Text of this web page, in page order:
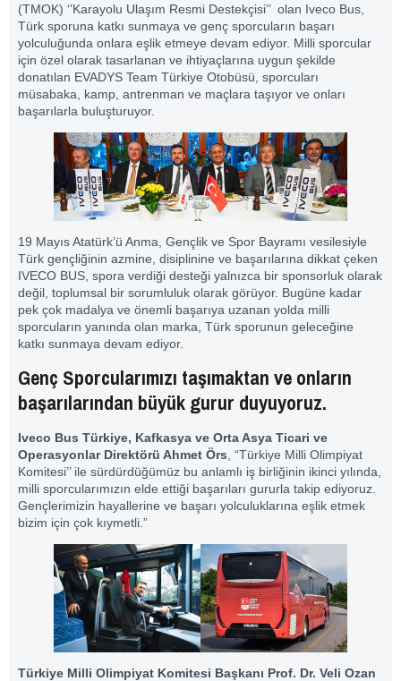
(TMOK) ‘’Karayolu Ulaşım Resmi Destekçisi’’ olan Iveco Bus,
Türk sporuna katkı sunmaya ve genç sporcuların başarı
yolculuğunda onlara eşlik etmeye devam ediyor. Milli sporcular
için özel olarak tasarlanan ve ihtiyaçlarına uygun şekilde
donatılan EVADYS Team Türkiye Otobüsü, sporcuları
müsabaka, kamp, antrenman ve maçlara taşıyor ve onları
başarılarla buluşturuyor.
19 Mayıs Atatürk’ü Anma, Gençlik ve Spor Bayramı vesilesiyle
Türk gençliğinin azmine, disiplinine ve başarılarına dikkat çeken
IVECO BUS, spora verdiği desteği yalnızca bir sponsorluk olarak
değil, toplumsal bir sorumluluk olarak görüyor. Bugüne kadar
pek çok madalya ve önemli başarıya uzanan yolda milli
sporcuların yanında olan marka, Türk sporunun geleceğine
katkı sunmaya devam ediyor.
Genç Sporcularımızı taşımaktan ve onların
başarılarından büyük gurur duyuyoruz.
Iveco Bus Türkiye, Kafkasya ve Orta Asya Ticari ve
Operasyonlar Direktörü Ahmet Örs , “Türkiye Milli Olimpiyat
Komitesi’’ ile sürdürdüğümüz bu anlamlı iş birliğinin ikinci yılında,
milli sporcularımızın elde ettiği başarıları gururla takip ediyoruz.
Gençlerimizin hayallerine ve başarı yolculuklarına eşlik etmek
bizim için çok kıymetli.”
Türkiye Milli Olimpiyat Komitesi Başkanı Prof. Dr. Veli Ozan